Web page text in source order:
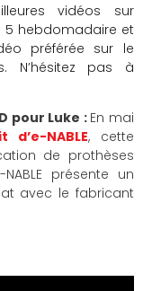
vidéos sur
5 hebdomadaire et
préférée sur le
N’hésitez pas à
pour Luke : En mai
NABLE, cette
de prothèses
présente un
avec le fabricant